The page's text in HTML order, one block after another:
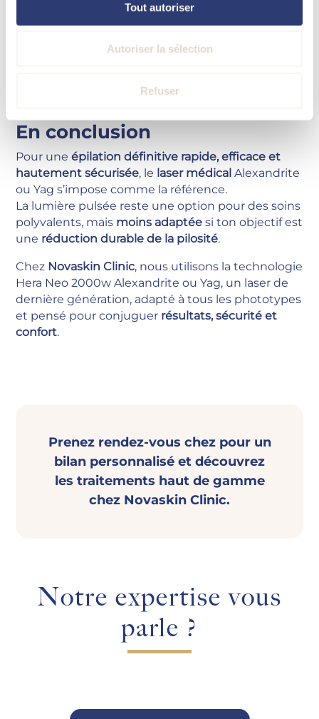
Tout autoriser
Autoriser la sélection
Refuser
Laser Hera Neo 2000w: technologie de
refroidissement intégrée, sensation de chaleur
brève et bien tolérée.
désagréable, surtout sur zones sensibles.
En conclusion
Pour uneépilation définitive rapide, efficace et
hautement sécurisée, le laser médical Alexandrite
ou Yag s’impose comme la référence.
La lumière pulsée reste une option pour des soins
polyvalents, mais moins adaptée si ton objectif est
une réduction durable de la pilosité.
Chez Novaskin Clinic, nous utilisons la technologie
Hera Neo 2000w Alexandrite ou Yag, un laser de
dernière génération, adapté à tous les phototypes
et pensé pour conjuguer résultats, sécurité et
confort.
Prenez rendez-vous chez pour un
bilan personnalisé et découvrez
les traitements haut de gamme
chez Novaskin Clinic.
Notre expertise vous
parle ?